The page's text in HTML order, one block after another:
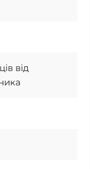
від